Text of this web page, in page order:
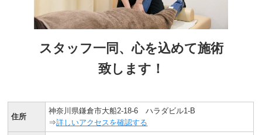
スタッフ一同、心を込めて施術
致します！
住所
神奈川県鎌倉市大船2-18-6 ハラダビル1-B
⇒詳しいアクセスを確認する